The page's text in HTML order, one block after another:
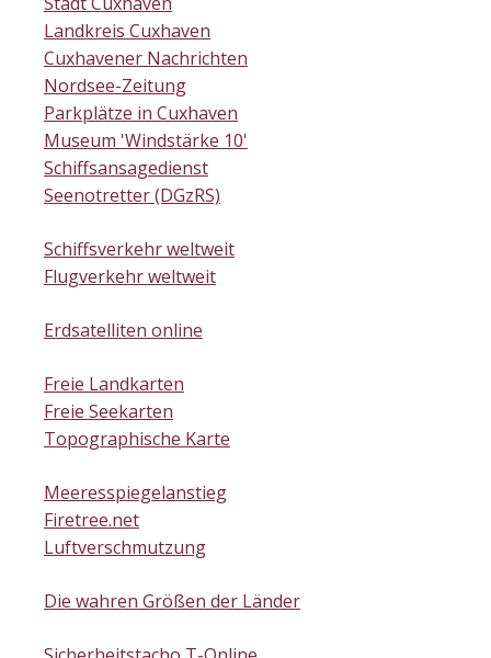
Landkreis Cuxhaven
Cuxhavener Nachrichten
Nordsee-Zeitung
Parkplätze in Cuxhaven
Museum 'Windstärke 10'
Schiffsansagedienst
Seenotretter (DGzRS)
Schiffsverkehr weltweit
Flugverkehr weltweit
Erdsatelliten online
Freie Landkarten
Freie Seekarten
Topographische Karte
Meeresspiegelanstieg
Firetree.net
Luftverschmutzung
Die wahren Größen der Länder